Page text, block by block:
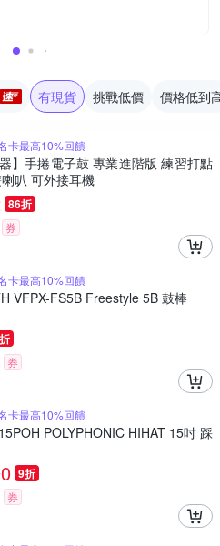
有現貨 挑戰低價 價格低到
卡最高10%回饋
器】手捲電子鼓 專業進階版 練習打點
叭 可外接耳機
86折
券
卡最高10%回饋
VFPX-FS5B Freestyle 5B 鼓棒
券
卡最高10%回饋
POLYPHONIC HIHAT 15吋 踩
9折
券